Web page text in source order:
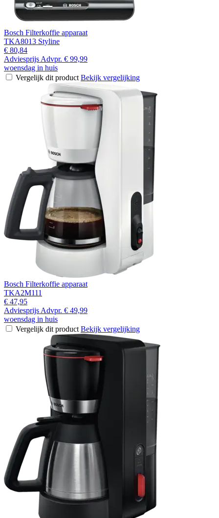
Bosch Filterkoffie apparaat
TKA8013 Styline
€ 80,84
Adviesprijs Advpr. € 99,99
woensdag in huis
Vergelijk dit product Bekijk vergelijking
Bosch Filterkoffie apparaat
TKA2M111
€ 47,95
Adviesprijs Advpr. € 49,99
woensdag in huis
Vergelijk dit product Bekijk vergelijking